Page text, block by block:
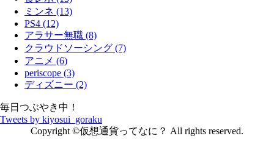
ミンネ (13)
PS4 (12)
アラサー無職 (8)
クラウドソーシング (7)
アニメ (6)
periscope (3)
ディズニー (2)
毎日つぶやき中！
Tweets by kiyosui_goraku
Copyright ©仮想通貨ってなに？ All rights reserved.